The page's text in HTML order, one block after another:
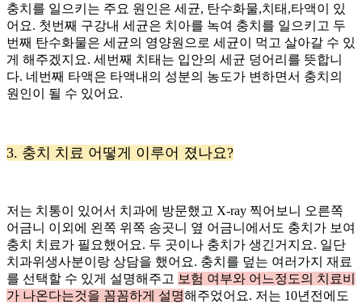
충치를 일으키는 주요 원인은 세균, 탄수화물,치태,타액이 있
어요. 첫번째 구강내 세균은 치아를 녹여 충치를 일으키고 두
번째 탄수화물은 세균의 영양원으로 세균이 먹고 살아갈 수 있
게 해주겠지요. 세번째 치태는 입안의 세균 덩어리를 뜻합니
다. 네번째 타액은 타액내의 성분의 농도가 변하면서 충치의
원인이 될 수 있어요.
3. 충치 치료 어떻게 이루어 졌나요?
저는 치통이 있어서 치과에 방문했고 X-ray 찍어보니 오른쪽
어금니 이외에 왼쪽 위쪽 송곳니 옆 어금니에서도 충치가 보여
충치 치료가 필요했어요. 두 곳이나 충치가 생긴거지요. 일단
치과위생사분이랑 상담을 했어요. 충치를 덮는 여러가지 재료
를 선택할 수 있게 설명해주고 보험 여부와 어느정도의 치료비
가 나온다는것을 꼼꼼하게 설명해주었어요. 저는 10년전에도